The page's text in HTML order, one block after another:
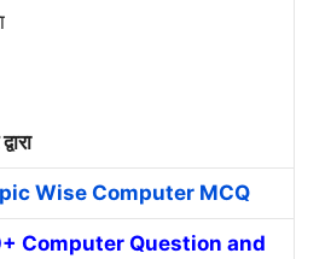
Wise Computer MCQ
Computer Question and